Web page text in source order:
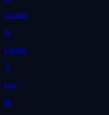
Gemini
♋
Cancer
♌
Leo
♍